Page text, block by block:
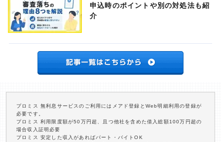
申込時のポイントや別の対処法も紹
介
プロミス 無利息サービスのご利用にはメアド登録とWeb明細利用の登録が
必要です。
プロミス 利用限度額が50万円超、且つ他社を含めた借入総額100万円超の
場合収入証明必要
プロミス 安定した収入があればパート・バイトOK